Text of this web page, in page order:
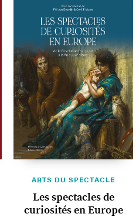
ARTS DU SPECTACLE
Les spectacles de
curiosités en Europe